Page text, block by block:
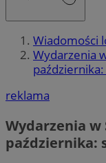
Wiadomości
Wydarzenia
reklama
Wydarzenia w
października: